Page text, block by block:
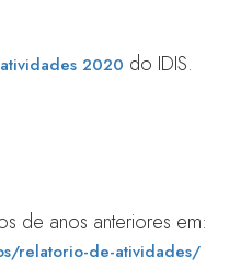
2020 do IDIS.
de anos anteriores em:
relatorio-de-atividades/